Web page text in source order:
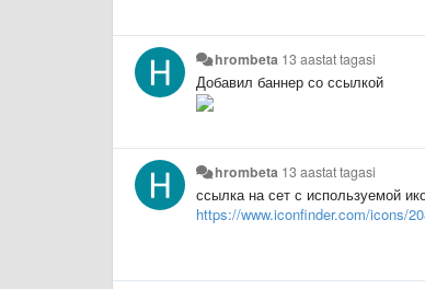
hrombeta 13 aastat tagasi
Добавил баннер со ссылкой
hrombeta 13 aastat tagasi
ссылка на сет с используемой
https://www.iconfinder.com/icons/